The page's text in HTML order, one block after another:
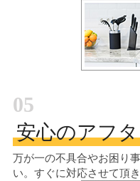
05
安心のアフ
万が一の不具合やお困り
い。すぐに対応させて頂き